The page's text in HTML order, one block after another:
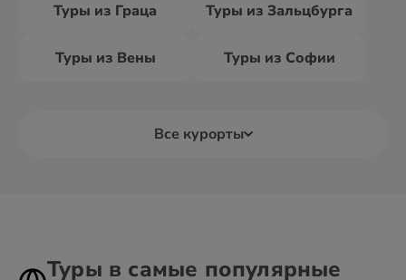
Туры из Граца Туры из Зальцбурга
Туры из Вены Туры из Софии
Все курорты
Туры в самые популярные